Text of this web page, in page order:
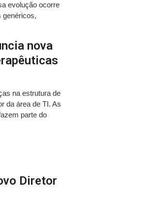
evolução ocorre
genéricos,
nova
na estrutura de
da área de TI. As
parte do
Diretor